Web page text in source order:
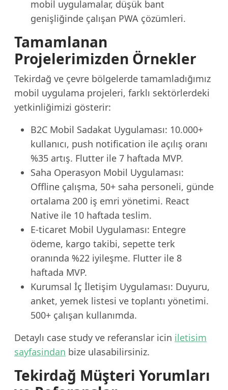
mobil uygulamalar, düşük bant
genişliğinde çalışan PWA çözümleri.
Tamamlanan
Projelerimizden Örnekler
Tekirdağ ve çevre bölgelerde tamamladığımız
mobil uygulama projeleri, farklı sektörlerdeki
yetkinliğimizi gösterir:
B2C Mobil Sadakat Uygulaması: 10.000+
kullanıcı, push notification ile açılış oranı
%35 artış. Flutter ile 7 haftada MVP.
Saha Operasyon Mobil Uygulaması:
Offline çalışma, 50+ saha personeli, günde
ortalama 200 iş emri yönetimi. React
Native ile 10 haftada teslim.
E-ticaret Mobil Uygulaması: Entegre
ödeme, kargo takibi, sepette terk
oranında %22 iyileşme. Flutter ile 8
haftada MVP.
Kurumsal İç İletişim Uygulaması: Duyuru,
anket, yemek listesi ve toplantı yönetimi.
500+ çalışan kullanımda.
Detaylı case study ve referanslar icin iletisim
sayfasindan bize ulasabilirsiniz.
Tekirdağ Müşteri Yorumları